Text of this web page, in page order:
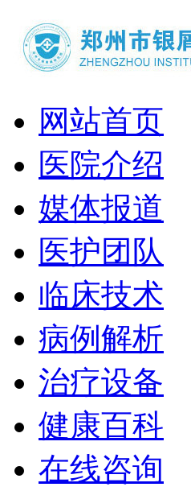
网站首页
医院介绍
媒体报道
医护团队
临床技术
病例解析
治疗设备
健康百科
在线咨询